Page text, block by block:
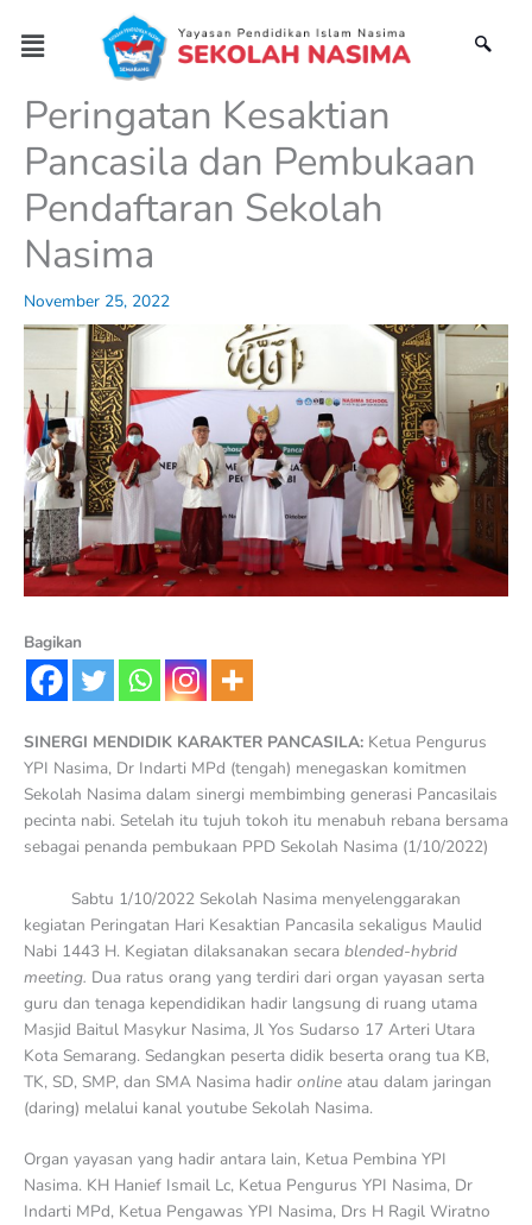
content
Menu
Peringatan Kesaktian
Pancasila dan Pembukaan
Pendaftaran Sekolah
Nasima
November 25, 2022
Bagikan
SINERGI MENDIDIK KARAKTER PANCASILA: Ketua Pengurus
YPI Nasima, Dr Indarti MPd (tengah) menegaskan komitmen
Sekolah Nasima dalam sinergi membimbing generasi Pancasilais
pecinta nabi. Setelah itu tujuh tokoh itu menabuh rebana bersama
sebagai penanda pembukaan PPD Sekolah Nasima (1/10/2022)
Sabtu 1/10/2022 Sekolah Nasima menyelenggarakan
kegiatan Peringatan Hari Kesaktian Pancasila sekaligus Maulid
Nabi 1443 H. Kegiatan dilaksanakan secara blended-hybrid
meeting. Dua ratus orang yang terdiri dari organ yayasan serta
guru dan tenaga kependidikan hadir langsung di ruang utama
Masjid Baitul Masykur Nasima, Jl Yos Sudarso 17 Arteri Utara
Kota Semarang. Sedangkan peserta didik beserta orang tua KB,
TK, SD, SMP, dan SMA Nasima hadir online atau dalam jaringan
(daring) melalui kanal youtube Sekolah Nasima.
Organ yayasan yang hadir antara lain, Ketua Pembina YPI
Nasima. KH Hanief Ismail Lc, Ketua Pengurus YPI Nasima, Dr
Indarti MPd, Ketua Pengawas YPI Nasima, Drs H Ragil Wiratno